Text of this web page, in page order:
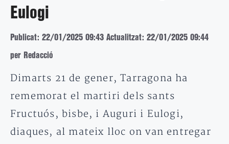
Eulogi
Publicat: 22/01/2025 09:43 Actualitzat: 22/01/2025 09:44
per Redacció
Dimarts 21 de gener, Tarragona ha
rememorat el martiri dels sants
Fructuós, bisbe, i Auguri i Eulogi,
diaques, al mateix lloc on van entregar